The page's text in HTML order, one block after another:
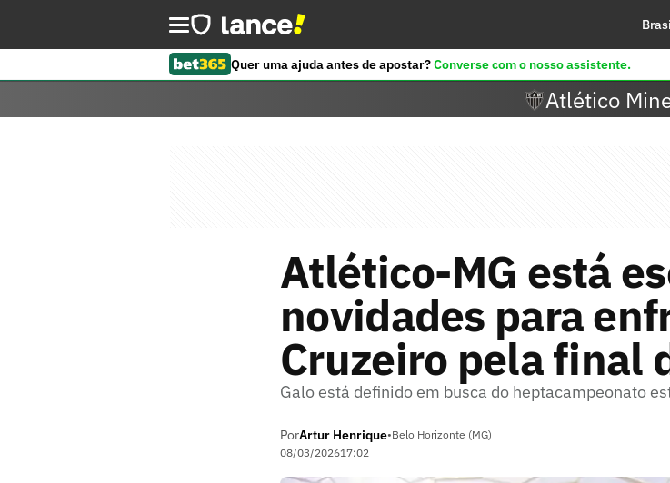
Quer uma ajuda antes de apostar?Converse com o nosso assistente.
Atlético
Atlético-MG está
novidades para
Cruzeiro pela final
Galo está definido em busca do heptacampeonato
PorArtur Henrique•Belo Horizonte (MG)
08/03/202617:02